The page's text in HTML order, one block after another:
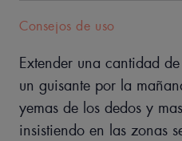
• NUTRE: restablece el bienestar
TEXTURA
Consejos de uso
Extender una cantidad
un guisante por la
yemas de los dedos y
insistiendo en las zonas